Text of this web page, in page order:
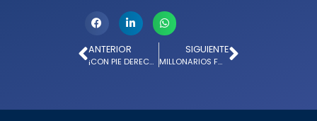
ANTERIOR
¡CON PIE DERECHO! MILLONARIOS INICIÓ LA LIGA CON TRIUNFO
SIGUIENTE
MILLONARIOS FC CONTINÚA FORTALECIENDO SU IMPACTO SOCIAL